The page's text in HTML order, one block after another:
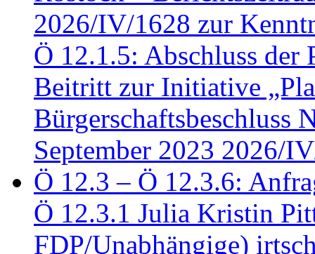
2026/IV/1628 zur
Ö 12.1.5: Abschluss der
Beitritt zur Initiative
Bürgerschaftsbeschluss
September 2023 2026/
Ö 12.3 – Ö 12.3.6:
Ö 12.3.1 Julia Kristin
FDP/Unabhängige)